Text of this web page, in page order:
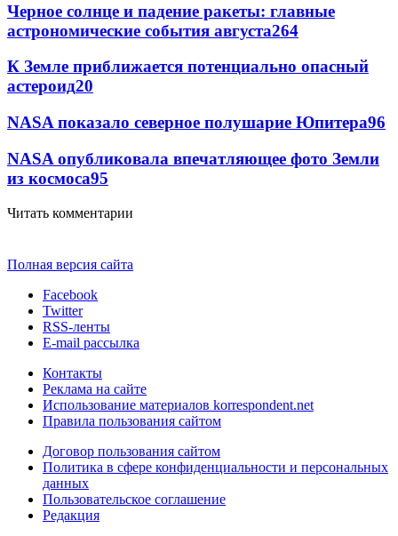
Черное солнце и падение ракеты: главные
астрономические события августа264
К Земле приближается потенциально опасный
астероид20
NASA показало северное полушарие Юпитера96
NASA опубликовала впечатляющее фото Земли
из космоса95
Читать комментарии
Полная версия сайта
Facebook
Twitter
RSS-ленты
E-mail рассылка
Контакты
Реклама на сайте
Использование материалов korrespondent.net
Правила пользования сайтом
Договор пользования сайтом
Политика в сфере конфиденциальности и персональных
данных
Пользовательское соглашение
Редакция